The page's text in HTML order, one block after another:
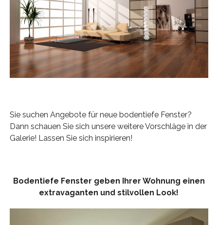
Sie suchen Angebote für neue bodentiefe Fenster?
Dann schauen Sie sich unsere weitere Vorschläge in der
Galerie! Lassen Sie sich inspirieren!
Bodentiefe Fenster geben Ihrer Wohnung einen
extravaganten und stilvollen Look!